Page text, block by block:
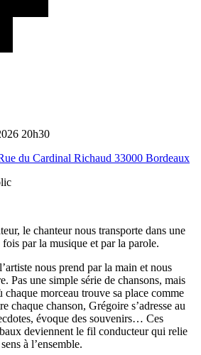
20h30
du Cardinal Richaud 33000 Bordeaux
le chanteur nous transporte dans une
par la musique et par la parole.
nous prend par la main et nous
Pas une simple série de chansons, mais
chaque morceau trouve sa place comme
chaque chanson, Grégoire s’adresse au
évoque des souvenirs… Ces
deviennent le fil conducteur qui relie
à l’ensemble.